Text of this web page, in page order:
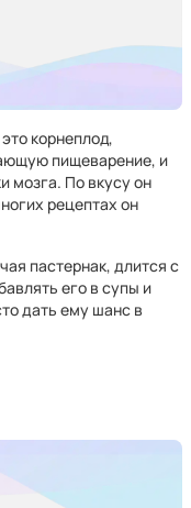
корнеплод,
пищеварение, и
мозга. По вкусу он
рецептах он
пастернак, длится с
его в супы и
дать ему шанс в